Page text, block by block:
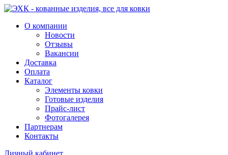
О компании
Новости
Отзывы
Вакансии
Доставка
Оплата
Каталог
Элементы ковки
Готовые изделия
Прайс-лист
Фотогалерея
Партнерам
Контакты
Личный кабинет